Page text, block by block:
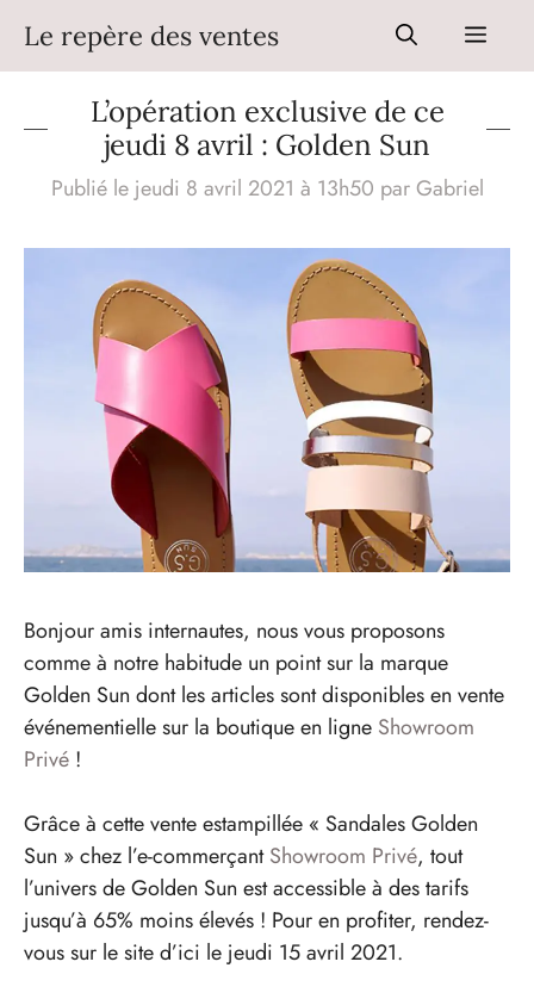
contenu
Le repère des ventes Menu
L’opération exclusive de ce
jeudi 8 avril : Golden Sun
Publié le jeudi 8 avril 2021 à 13h50 parGabriel
Bonjour amis internautes, nous vous proposons
comme à notre habitude un point sur la marque
Golden Sun dont les articles sont disponibles en vente
événementielle sur la boutique en ligne Showroom
Privé !
Grâce à cette vente estampillée « Sandales Golden
Sun » chez l’e-commerçantShowroom Privé, tout
l’univers de Golden Sun est accessible à des tarifs
jusqu’à 65% moins élevés ! Pour en profiter, rendez-
vous sur le site d’ici le jeudi 15 avril 2021.